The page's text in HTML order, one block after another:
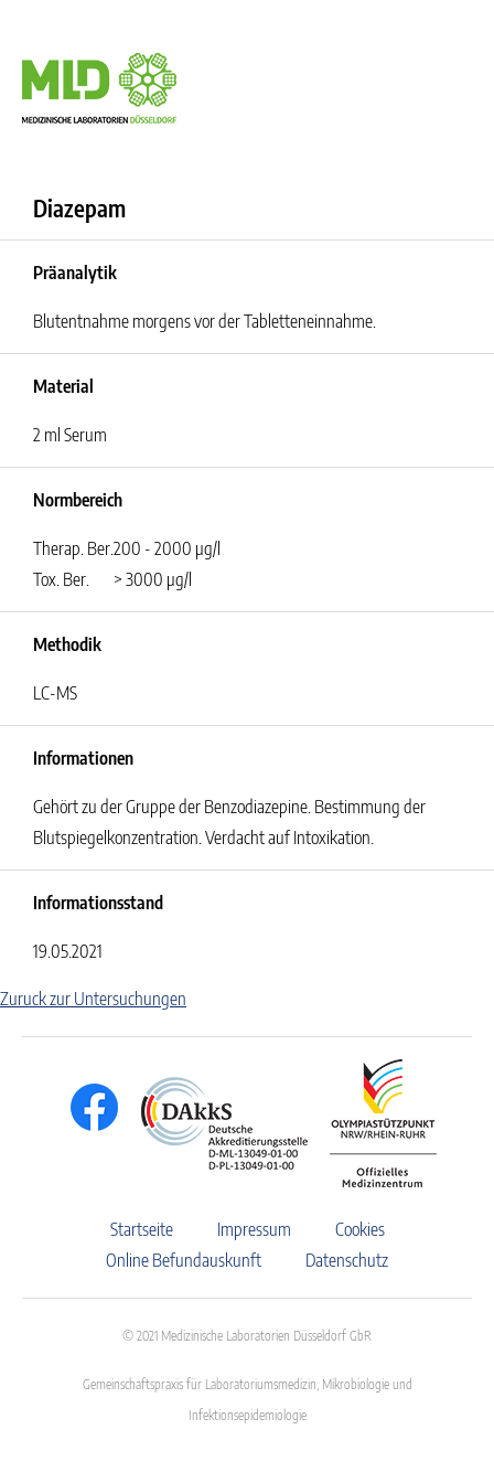
Diazepam
Präanalytik
Blutentnahme morgens vor der Tabletteneinnahme.
Material
2 ml Serum
Normbereich
Therap. Ber.200 - 2000 µg/l
Tox. Ber.
> 3000 µg/l
Methodik
LC-MS
Informationen
Gehört zu der Gruppe der Benzodiazepine. Bestimmung der
Blutspiegelkonzentration. Verdacht auf Intoxikation.
Informationsstand
19.05.2021
Zuruck zur Untersuchungen
Startseite Impressum
Cookies
Online Befundauskunft
Datenschutz
© 2021 Medizinische Laboratorien Düsseldorf GbR
Gemeinschaftspraxis für Laboratoriumsmedizin, Mikrobiologie und
Infektionsepidemiologie